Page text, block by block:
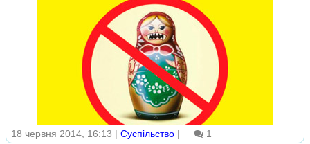
18 червня 2014, 16:13 | Суспільство | 1